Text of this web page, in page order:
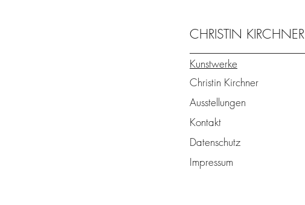
CHRISTIN KIRCHNER
Kunstwerke
Christin Kirchner
Ausstellungen
Kontakt
Datenschutz
Impressum